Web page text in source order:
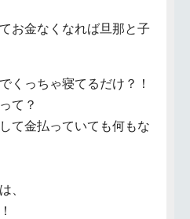
お金なくなれば旦那と子
くっちゃ寝てるだけ？！
て？
て金払っていても何もな
、